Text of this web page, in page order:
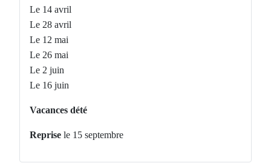
Le 14 avril
Le 28 avril
Le 12 mai
Le 26 mai
Le 2 juin
Le 16 juin
Vacances dété
Reprise le 15 septembre